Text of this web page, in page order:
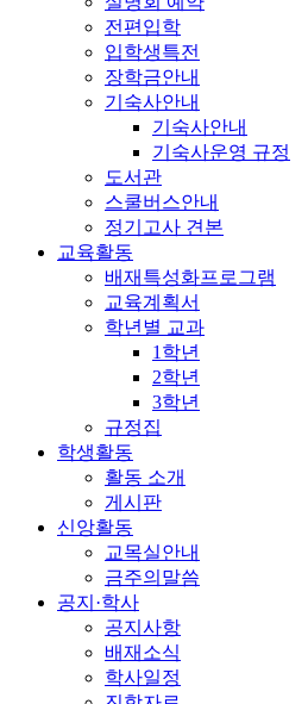
전편입학
입학생특전
장학금안내
기숙사안내
기숙사안내
기숙사운영 규정
도서관
스쿨버스안내
정기고사 견본
교육활동
배재특성화프로그램
교육계획서
학년별 교과
1학년
2학년
3학년
규정집
학생활동
활동 소개
게시판
신앙활동
교목실안내
금주의말씀
공지·학사
공지사항
배재소식
학사일정